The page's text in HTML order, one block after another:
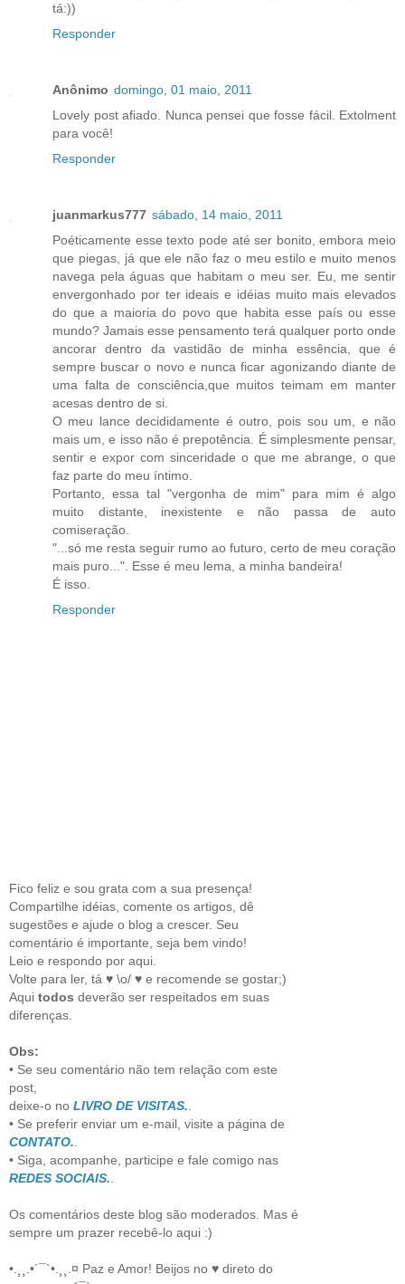
tá:))
Responder
Anônimo domingo, 01 maio, 2011
Lovely post afiado. Nunca pensei que fosse fácil. Extolment
para você!
Responder
juanmarkus777 sábado, 14 maio, 2011
Poéticamente esse texto pode até ser bonito, embora meio
que piegas, já que ele não faz o meu estilo e muito menos
navega pela águas que habitam o meu ser. Eu, me sentir
envergonhado por ter ideais e idéias muito mais elevados
do que a maioria do povo que habita esse país ou esse
mundo? Jamais esse pensamento terá qualquer porto onde
ancorar dentro da vastidão de minha essência, que é
sempre buscar o novo e nunca ficar agonizando diante de
uma falta de consciência,que muitos teimam em manter
acesas dentro de si.
O meu lance decididamente é outro, pois sou um, e não
mais um, e isso não é prepotência. É simplesmente pensar,
sentir e expor com sinceridade o que me abrange, o que
faz parte do meu íntimo.
Portanto, essa tal "vergonha de mim" para mim é algo
muito distante, inexistente e não passa de auto
comiseração.
"...só me resta seguir rumo ao futuro, certo de meu coração
mais puro...". Esse é meu lema, a minha bandeira!
É isso.
Responder
Fico feliz e sou grata com a sua presença!
Compartilhe idéias, comente os artigos, dê
sugestões e ajude o blog a crescer. Seu
comentário é importante, seja bem vindo!
Leio e respondo por aqui.
Volte para ler, tá ♥ \o/ ♥ e recomende se gostar;)
Aqui todos deverão ser respeitados em suas
diferenças.
Obs:
• Se seu comentário não tem relação com este
post,
deixe-o no LIVRO DE VISITAS.
• Se preferir enviar um e-mail, visite a página de
CONTATO.
• Siga, acompanhe, participe e fale comigo nas
REDES SOCIAIS.
Os comentários deste blog são moderados. Mas é
sempre um prazer recebê-lo aqui :)
•.¸¸.•´¯`•.¸¸.¤ Paz e Amor! Beijos no ♥ direto do